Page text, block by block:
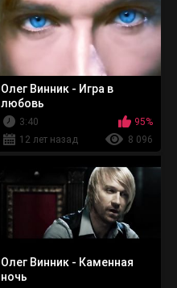
Олег Винник - Игра в
любовь
3:40
95%
12 лет назад
8 096
Олег Винник - Каменная
ночь